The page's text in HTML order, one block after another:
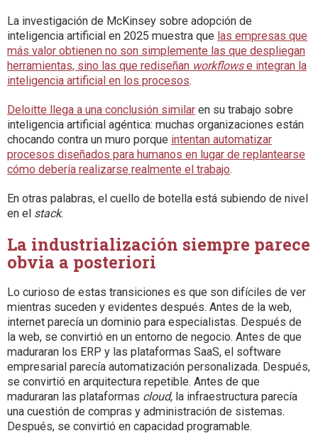
La investigación de McKinsey sobre adopción de
inteligencia artificial en 2025 muestra que las empresas que
más valor obtienen no son simplemente las que despliegan
herramientas, sino las que rediseñan workflowse integran la
inteligencia artificial en los procesos.
Deloitte llega a una conclusión similar en su trabajo sobre
inteligencia artificial agéntica: muchas organizaciones están
chocando contra un muro porque intentan automatizar
procesos diseñados para humanos en lugar de replantearse
cómo debería realizarse realmente el trabajo.
En otras palabras, el cuello de botella está subiendo de nivel
en el stack.
La industrialización siempre parece
obvia a posteriori
Lo curioso de estas transiciones es que son difíciles de ver
mientras suceden y evidentes después. Antes de la web,
internet parecía un dominio para especialistas. Después de
la web, se convirtió en un entorno de negocio. Antes de que
maduraran los ERP y las plataformas SaaS, el software
empresarial parecía automatización personalizada. Después,
se convirtió en arquitectura repetible. Antes de que
maduraran las plataformas cloud, la infraestructura parecía
una cuestión de compras y administración de sistemas.
Después, se convirtió en capacidad programable.